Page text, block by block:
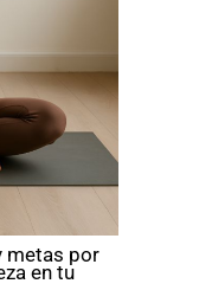
metas por
en tu